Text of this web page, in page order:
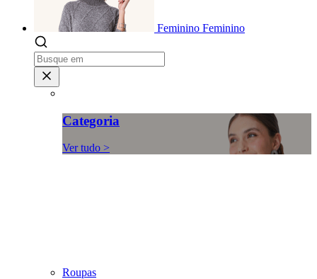
Feminino Feminino
Categoria
Ver tudo >
Roupas